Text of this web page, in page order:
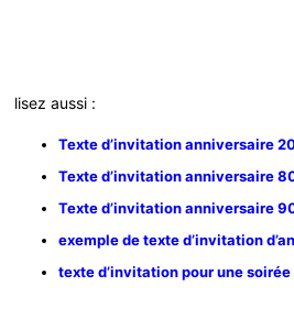
lisez aussi :
Texte d’invitation anniversaire
Texte d’invitation anniversaire
Texte d’invitation anniversaire
exemple de texte d’invitation
texte d’invitation pour une soirée